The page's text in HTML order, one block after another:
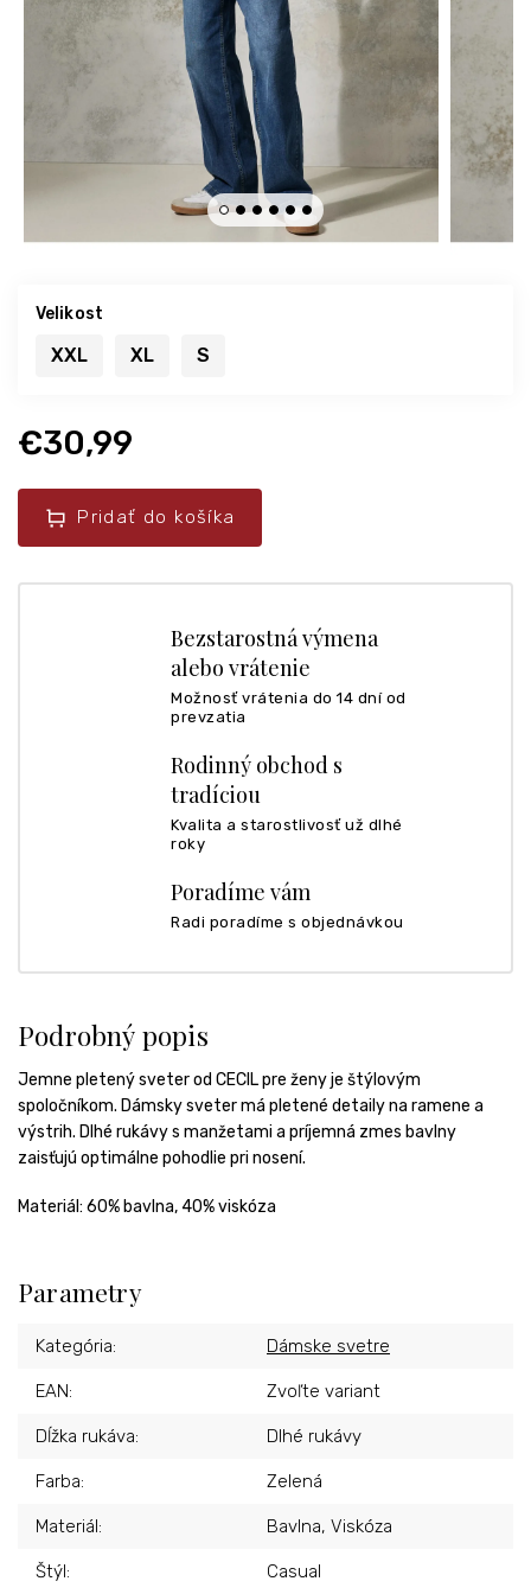
€30,99
Pridať do košíka
Velikost
XXL XL S
Bezstarostná výmena
alebo vrátenie
Možnosť vrátenia do 14 dní od
prevzatia
Rodinný obchod s
tradíciou
Kvalita a starostlivosť už dlhé
roky
Poradíme vám
Radi poradíme s objednávkou
Podrobný popis
Jemne pletený sveter od CECIL pre ženy je štýlovým
spoločníkom. Dámsky sveter má pletené detaily na ramene a
výstrih. Dlhé rukávy s manžetami a príjemná zmes bavlny
zaisťujú optimálne pohodlie pri nosení.
Materiál: 60% bavlna, 40% viskóza
Parametry
Kategória: Dámske svetre
EAN: Zvoľte variant
Dĺžka rukáva: Dlhé rukávy
Farba: Zelená
Materiál: Bavlna, Viskóza
Štýl: Casual